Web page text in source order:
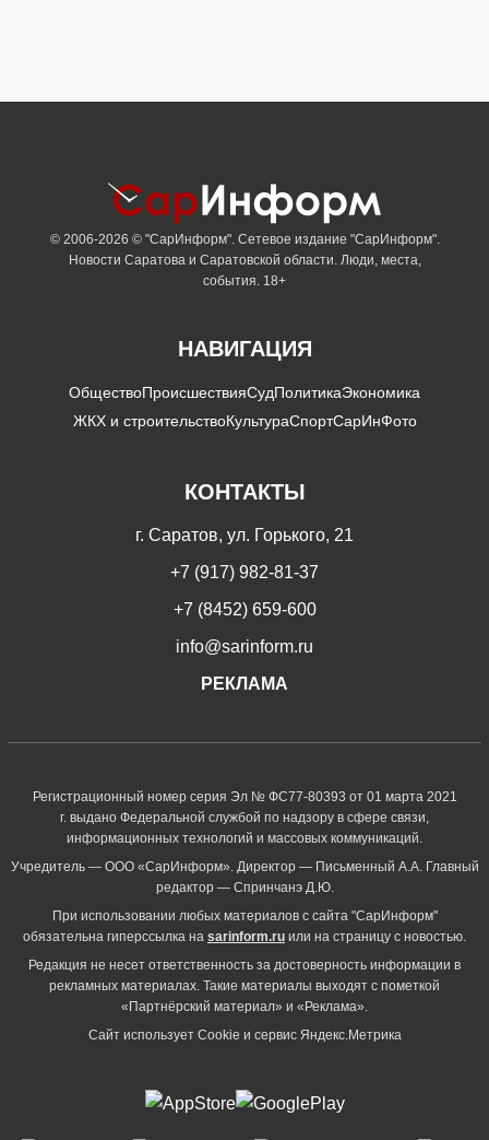
© 2006-2026 © "СарИнформ". Сетевое издание "СарИнформ".
Новости Саратова и Саратовской области. Люди, места,
события. 18+
НАВИГАЦИЯ
ОбществоПроисшествияСудПолитикаЭкономика
ЖКХ и строительствоКультураСпортСарИнФото
КОНТАКТЫ
г. Саратов, ул. Горького, 21
+7 (917) 982-81-37
+7 (8452) 659-600
info@sarinform.ru
РЕКЛАМА
Регистрационный номер серия Эл № ФС77-80393 от 01 марта 2021
г. выдано Федеральной службой по надзору в сфере связи,
информационных технологий и массовых коммуникаций.
Учредитель — ООО «СарИнформ». Директор — Письменный А.А. Главный
редактор — Спринчанэ Д.Ю.
При использовании любых материалов с сайта "СарИнформ"
обязательна гиперссылка на sarinform.ru или на страницу с новостью.
Редакция не несет ответственность за достоверность информации в
рекламных материалах. Такие материалы выходят с пометкой
«Партнёрский материал» и «Реклама».
Сайт использует Cookie и сервиc Яндекс.Метрика